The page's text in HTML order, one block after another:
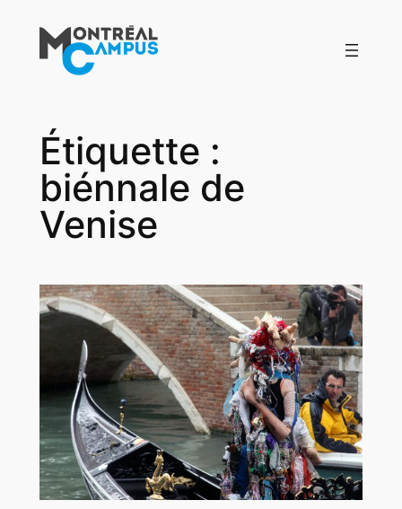
contenu
Étiquette :
biénnale de
Venise